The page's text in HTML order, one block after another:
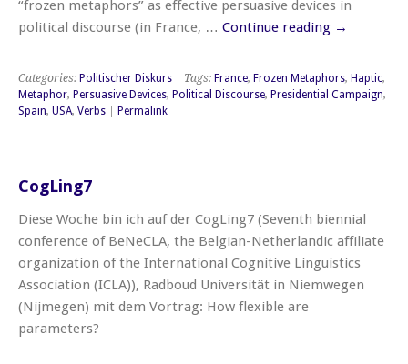
“frozen metaphors” as effective persuasive devices in
political discourse (in France, … Continue reading →
Categories: Politischer Diskurs | Tags: France, Frozen Metaphors, Haptic,
Metaphor, Persuasive Devices, Political Discourse, Presidential Campaign,
Spain, USA, Verbs Permalink
CogLing7
Diese Woche bin ich auf der CogLing7 (Seventh biennial
conference of BeNeCLA, the Belgian-Netherlandic affiliate
organization of the International Cognitive Linguistics
Association (ICLA)), Radboud Universität in Niemwegen
(Nijmegen) mit dem Vortrag: How flexible are
parameters?